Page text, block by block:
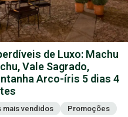
de Luxo: Machu
Vale Sagrado,
Arco-íris 5 dias 4
mais vendidos Promoções